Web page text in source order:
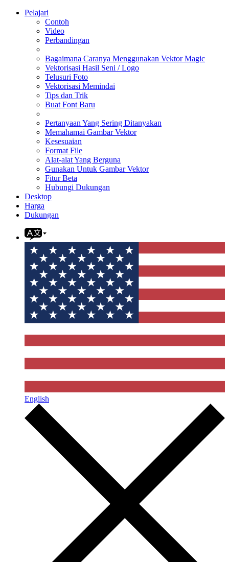
Pelajari
Contoh
Video
Perbandingan
Bagaimana Caranya Menggunakan Vektor Magic
Vektorisasi Hasil Seni / Logo
Telusuri Foto
Vektorisasi Memindai
Tips dan Trik
Buat Font Baru
Pertanyaan Yang Sering Ditanyakan
Memahamai Gambar Vektor
Kesesuaian
Format File
Alat-alat Yang Berguna
Gunakan Untuk Gambar Vektor
Fitur Beta
Hubungi Dukungan
Desktop
Harga
Dukungan
English